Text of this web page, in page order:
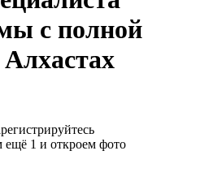
с полной
ещё 1 и откроем фото